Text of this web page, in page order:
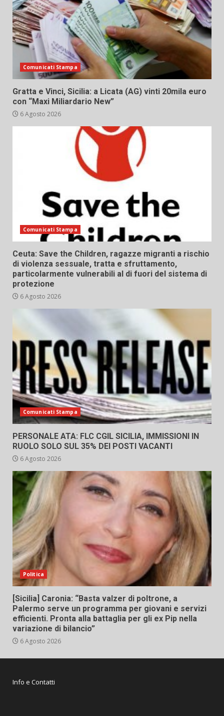
Comunicati Stampa
Gratta e Vinci, Sicilia: a Licata (AG) vinti 20mila euro
con “Maxi Miliardario New”
6 Agosto 2026
Comunicati Stampa
Ceuta: Save the Children, ragazze migranti a rischio
di violenza sessuale, tratta e sfruttamento,
particolarmente vulnerabili al di fuori del sistema di
protezione
6 Agosto 2026
Comunicati Stampa
PERSONALE ATA: FLC CGIL SICILIA, IMMISSIONI IN
RUOLO SOLO SUL 35% DEI POSTI VACANTI
6 Agosto 2026
Politica
[Sicilia] Caronia: “Basta valzer di poltrone, a
Palermo serve un programma per giovani e servizi
efficienti. Pronta alla battaglia per gli ex Pip nella
variazione di bilancio”
6 Agosto 2026
Info e Contatti